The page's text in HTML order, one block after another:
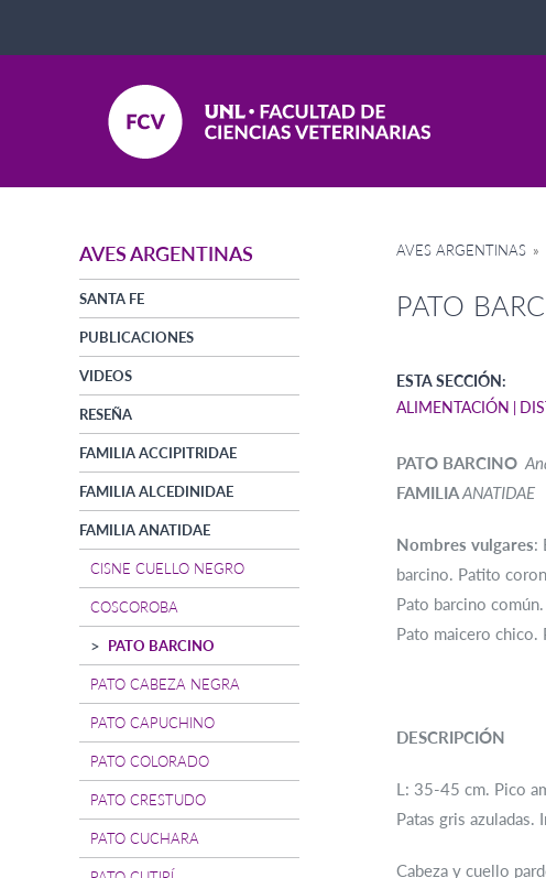
AVES ARGENTINAS
SANTA FE
PUBLICACIONES
VIDEOS
RESEÑA
FAMILIA ACCIPITRIDAE
FAMILIA ALCEDINIDAE
FAMILIA ANATIDAE
CISNE CUELLO NEGRO
COSCOROBA
PATO BARCINO
PATO CABEZA NEGRA
PATO CAPUCHINO
PATO COLORADO
PATO CRESTUDO
PATO CUCHARA
AVES ARGENTINAS »
PATO
ESTA SECCIÓN:
ALIMENTACIÓN
PATO BARCINO
FAMILIAANATIDAE
Nombres vulgares:
barcino. Patito
Pato barcino
Pato maicero chico.
DESCRIPCIÓN
L: 35-45 cm. Pico
Patas gris azuladas.
Cabeza y cuello